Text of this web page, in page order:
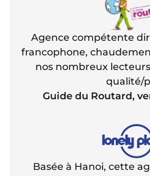
Agence compétente
francophone,
nos nombreux
qualité/
Guide du Routard,
Basée à Hanoi, cette